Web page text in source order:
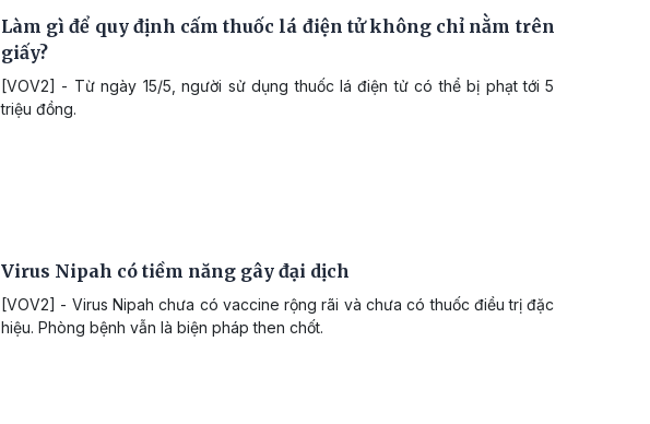
Làm gì để quy định cấm thuốc lá điện tử không chỉ nằm trên
giấy?
[VOV2] - Từ ngày 15/5, người sử dụng thuốc lá điện tử có thể bị phạt tới 5
triệu đồng.
Virus Nipah có tiềm năng gây đại dịch
[VOV2] - Virus Nipah chưa có vaccine rộng rãi và chưa có thuốc điều trị đặc
hiệu. Phòng bệnh vẫn là biện pháp then chốt.